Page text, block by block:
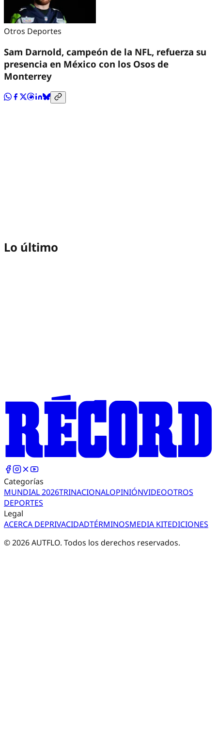
Otros Deportes
Sam Darnold, campeón de la NFL, refuerza su
presencia en México con los Osos de
Monterrey
Lo último
Categorías
MUNDIAL 2026TRINACIONALOPINIÓNVIDEOOTROS
DEPORTES
Legal
ACERCA DEPRIVACIDADTÉRMINOSMEDIA KITEDICIONES
©2026AUTFLO. Todos los derechos reservados.